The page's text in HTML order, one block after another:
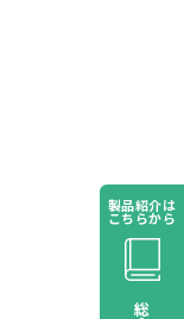
製品紹介は
こちらから